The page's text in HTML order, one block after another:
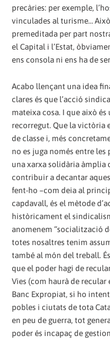
precàries: per exemple,
vinculades al turisme…
premeditada per part
el Capital i l’Estat,
ens consola ni ens ha de
Acabo llençant una idea
clares és que l’acció
mateixa cosa. I que això
recorregut. Que la victòria
de classe i, més
no es juga només entre
una xarxa solidària àmplia
contribuir a decantar
fent-ho –com deia al
capdavall, és el mètode
històricament el
anomenem “socialització
totes nosaltres tenim
també al món del treball.
que el poder hagi de
Vies (com haurà de
Banc Expropiat, si ho
pobles i ciutats de tota
en peu de guerra, tot
poder és incapaç de